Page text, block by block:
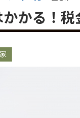
かる！